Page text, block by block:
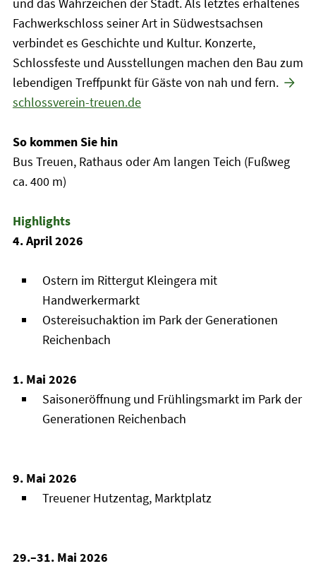
Fachwerkschloss seiner Art in Südwestsachsen
verbindet es Geschichte und Kultur. Konzerte,
Schlossfeste und Ausstellungen machen den Bau zum
lebendigen Treffpunkt für Gäste von nah und fern.
schlossverein-treuen.de
So kommen Sie hin
Bus Treuen, Rathaus oder Am langen Teich (Fußweg
ca. 400 m)
Highlights
4. April 2026
Ostern im Rittergut Kleingera mit
Handwerkermarkt
Ostereisuchaktion im Park der Generationen
Reichenbach
1. Mai 2026
Saisoneröffnung und Frühlingsmarkt im Park der
Generationen Reichenbach
9. Mai 2026
Treuener Hutzentag, Marktplatz
29.–31. Mai 2026